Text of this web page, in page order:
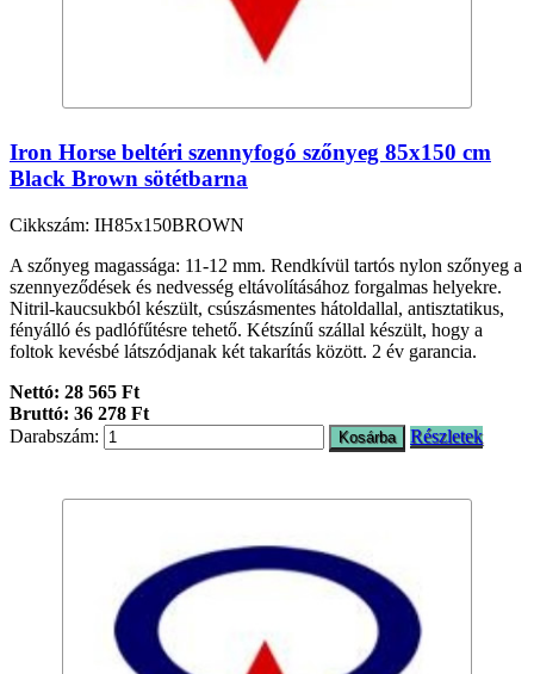
Iron Horse beltéri szennyfogó szőnyeg 85x150 cm
Black Brown sötétbarna
Cikkszám: IH85x150BROWN
A szőnyeg magassága: 11-12 mm. Rendkívül tartós nylon szőnyeg a
szennyeződések és nedvesség eltávolításához forgalmas helyekre.
Nitril-kaucsukból készült, csúszásmentes hátoldallal, antisztatikus,
fényálló és padlófűtésre tehető. Kétszínű szállal készült, hogy a
foltok kevésbé látszódjanak két takarítás között. 2 év garancia.
Nettó: 28 565 Ft
Bruttó: 36 278 Ft
Darabszám:
Részletek